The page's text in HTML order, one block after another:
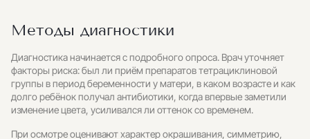
Методы диагностики
Диагностика начинается с подробного опроса. Врач уточняет
факторы риска: был ли приём препаратов тетрациклиновой
группы в период беременности у матери, в каком возрасте и как
долго ребёнок получал антибиотики, когда впервые заметили
изменение цвета, усиливался ли оттенок со временем.
При осмотре оценивают характер окрашивания, симметрию,